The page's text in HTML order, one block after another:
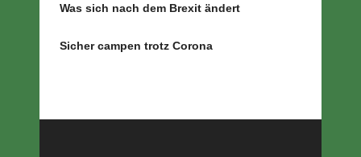
Was sich nach dem Brexit ändert
Sicher campen trotz Corona